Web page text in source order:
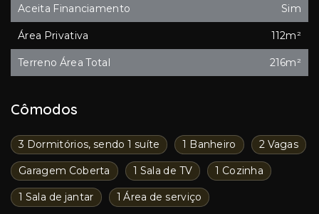
Cômodos
3 Dormitórios, sendo 1 suíte 1 Banheiro 2 Vagas
Garagem Coberta 1 Sala de TV 1 Cozinha
1 Sala de jantar 1 Área de serviço
Aceita Financiamento Sim
Área Privativa 112m²
Terreno Área Total 216m²